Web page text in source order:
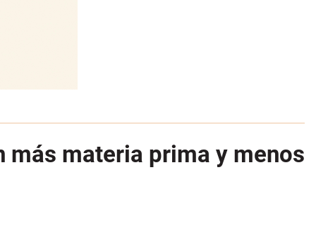
más materia prima y menos